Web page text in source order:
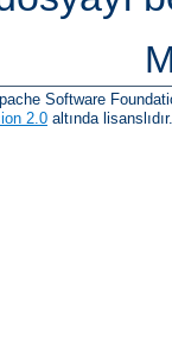
Software
2.0 altında lisanslıdır.